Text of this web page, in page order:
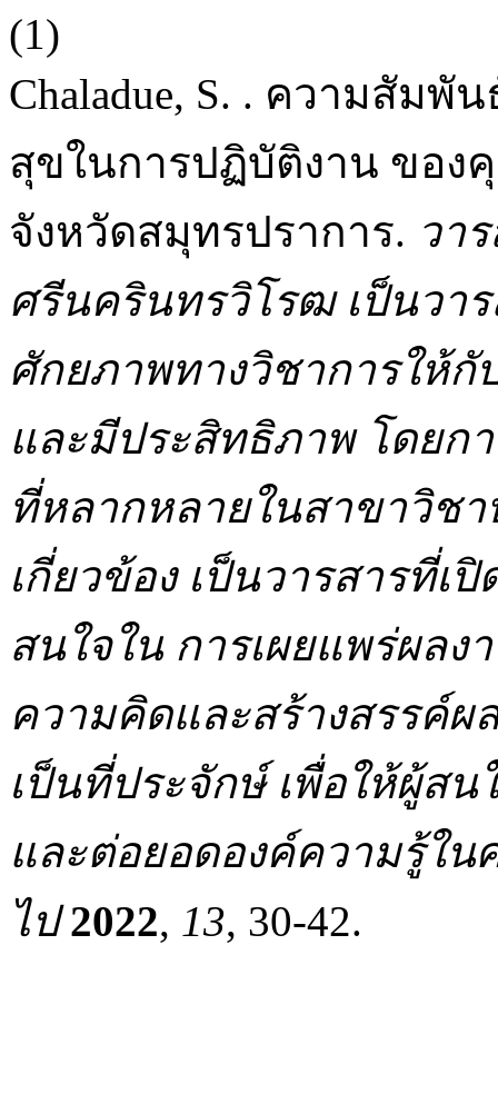
(1)
Chaladue, S. . ความสัม
สุขในการปฏิบัติงาน ของ
จังหวัดสมุทรปราการ. วา
ศรีนครินทรวิโรฒ เป็นวา
ศักยภาพทางวิชาการให้
และมีประสิทธิภาพ โดยก
ที่หลากหลายในสาขาวิช
เกี่ยวข้อง เป็นวารสารที่เ
สนใจใน การเผยแพร่ผลง
ความคิดและสร้างสรรค์ผ
เป็นที่ประจักษ์ เพื่อให้ผู้ส
และต่อยอดองค์ความรู้ใ
ไป 2022, 13, 30-42.